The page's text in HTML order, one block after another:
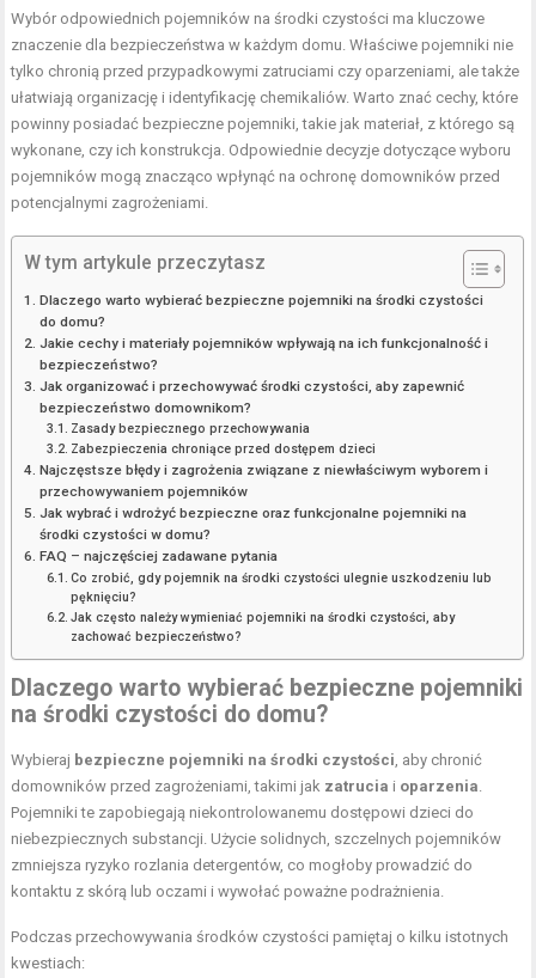
Wybór odpowiednich pojemników na środki czystości ma kluczowe
znaczenie dla bezpieczeństwa w każdym domu. Właściwe pojemniki nie
tylko chronią przed przypadkowymi zatruciami czy oparzeniami, ale także
ułatwiają organizację i identyfikację chemikaliów. Warto znać cechy, które
powinny posiadać bezpieczne pojemniki, takie jak materiał, z którego są
wykonane, czy ich konstrukcja. Odpowiednie decyzje dotyczące wyboru
pojemników mogą znacząco wpłynąć na ochronę domowników przed
potencjalnymi zagrożeniami.
W tym artykule przeczytasz
Dlaczego warto wybierać bezpieczne pojemniki na środki czystości
do domu?
Jakie cechy i materiały pojemników wpływają na ich funkcjonalność i
bezpieczeństwo?
Jak organizować i przechowywać środki czystości, aby zapewnić
bezpieczeństwo domownikom?
Zasady bezpiecznego przechowywania
Zabezpieczenia chroniące przed dostępem dzieci
Najczęstsze błędy i zagrożenia związane z niewłaściwym wyborem i
przechowywaniem pojemników
Jak wybrać i wdrożyć bezpieczne oraz funkcjonalne pojemniki na
środki czystości w domu?
FAQ – najczęściej zadawane pytania
Co zrobić, gdy pojemnik na środki czystości ulegnie uszkodzeniu lub
pęknięciu?
Jak często należy wymieniać pojemniki na środki czystości, aby
zachować bezpieczeństwo?
Dlaczego warto wybierać bezpieczne pojemniki
na środki czystości do domu?
Wybieraj bezpieczne pojemniki na środki czystości, aby chronić
domowników przed zagrożeniami, takimi jak zatrucia i oparzenia.
Pojemniki te zapobiegają niekontrolowanemu dostępowi dzieci do
niebezpiecznych substancji. Użycie solidnych, szczelnych pojemników
zmniejsza ryzyko rozlania detergentów, co mogłoby prowadzić do
kontaktu z skórą lub oczami i wywołać poważne podrażnienia.
Podczas przechowywania środków czystości pamiętaj o kilku istotnych
kwestiach: